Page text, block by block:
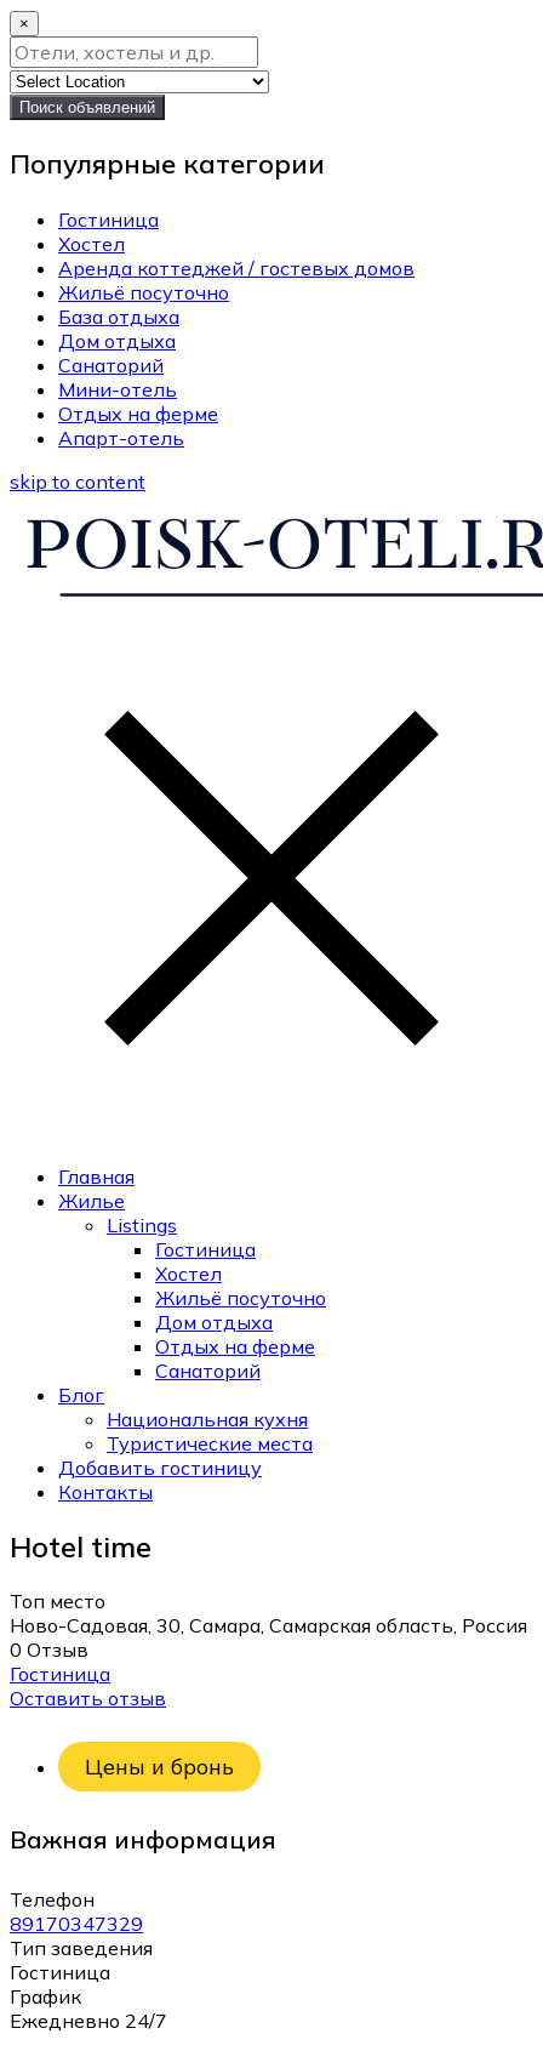
×
Поиск объявлений
Популярные категории
Гостиница
Хостел
Аренда коттеджей / гостевых домов
Жильё посуточно
База отдыха
Дом отдыха
Санаторий
Мини-отель
Отдых на ферме
Апарт-отель
skip to content
Главная
Жилье
Listings
Гостиница
Хостел
Жильё посуточно
Дом отдыха
Отдых на ферме
Санаторий
Блог
Национальная кухня
Туристические места
Добавить гостиницу
Контакты
Hotel time
Топ место
Ново-Садовая, 30, Самара, Самарская область, Россия
0 Отзыв
Гостиница
Оставить отзыв
Цены и бронь
Важная информация
Телефон
89170347329
Тип заведения
Гостиница
График
Ежедневно 24/7